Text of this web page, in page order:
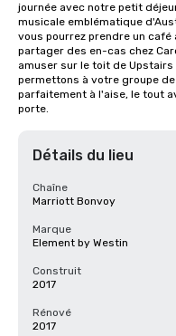
journée avec notre petit
musicale emblématique
vous pourrez prendre un café
partager des en-cas chez
amuser sur le toit de Upstairs
permettons à votre groupe
parfaitement à l'aise, le tout
porte.
Détails du lieu
Chaîne
Marriott Bonvoy
Marque
Element by Westin
Construit
2017
Rénové
2017